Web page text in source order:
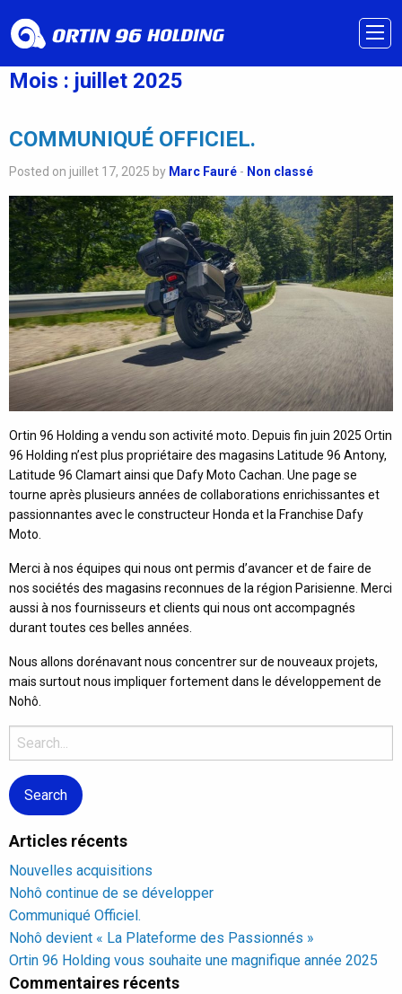
Mois : juillet 2025
COMMUNIQUÉ OFFICIEL.
Posted on juillet 17, 2025 by Marc Fauré - Non classé
Ortin 96 Holding a vendu son activité moto. Depuis fin juin 2025 Ortin
96 Holding n’est plus propriétaire des magasins Latitude 96 Antony,
Latitude 96 Clamart ainsi que Dafy Moto Cachan. Une page se
tourne après plusieurs années de collaborations enrichissantes et
passionnantes avec le constructeur Honda et la Franchise Dafy
Moto.
Merci à nos équipes qui nous ont permis d’avancer et de faire de
nos sociétés des magasins reconnues de la région Parisienne. Merci
aussi à nos fournisseurs et clients qui nous ont accompagnés
durant toutes ces belles années.
Nous allons dorénavant nous concentrer sur de nouveaux projets,
mais surtout nous impliquer fortement dans le développement de
Nohô.
Search
for:
Articles récents
Nouvelles acquisitions
Nohô continue de se développer
Communiqué Officiel.
Nohô devient « La Plateforme des Passionnés »
Ortin 96 Holding vous souhaite une magnifique année 2025
Commentaires récents